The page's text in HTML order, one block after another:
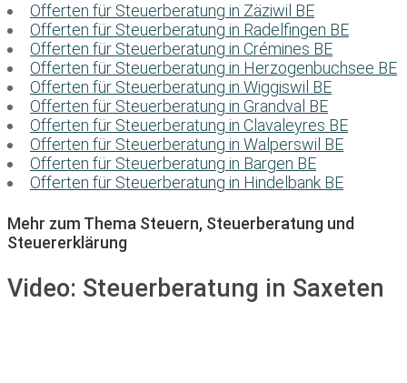
Offerten für Steuerberatung in Zäziwil BE
Offerten für Steuerberatung in Radelfingen BE
Offerten für Steuerberatung in Crémines BE
Offerten für Steuerberatung in Herzogenbuchsee BE
Offerten für Steuerberatung in Wiggiswil BE
Offerten für Steuerberatung in Grandval BE
Offerten für Steuerberatung in Clavaleyres BE
Offerten für Steuerberatung in Walperswil BE
Offerten für Steuerberatung in Bargen BE
Offerten für Steuerberatung in Hindelbank BE
Mehr zum Thema Steuern, Steuerberatung und
Steuererklärung
Video: Steuerberatung in Saxeten